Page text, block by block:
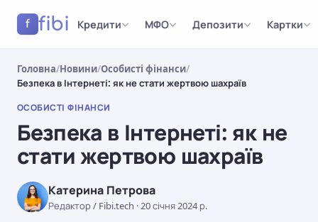
f fibi Кредити МФО Депозити Картки
Головна/Новини/Особисті фінанси/
Безпека в Інтернеті: як не стати жертвою шахраїв
ОСОБИСТІ ФІНАНСИ
Безпека в Інтернеті: як не
стати жертвою шахраїв
Катерина Петрова
Редактор / Fibi.tech ·20 січня 2024 р.